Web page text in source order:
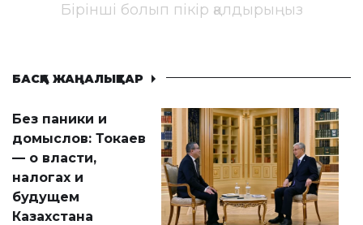
Бірінші болып пікір қалдырыңыз
БАСҚА ЖАҢАЛЫҚТАР
Без паники и
домыслов: Токаев
— о власти,
налогах и
будущем
Казахстана